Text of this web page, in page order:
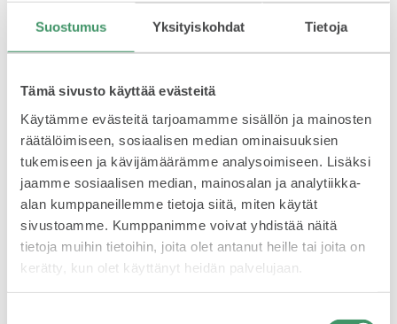
Suostumus Yksityiskohdat Tietoja
Tämä sivusto käyttää evästeitä
Käytämme evästeitä tarjoamamme sisällön ja mainosten
räätälöimiseen, sosiaalisen median ominaisuuksien
tukemiseen ja kävijämäärämme analysoimiseen. Lisäksi
jaamme sosiaalisen median, mainosalan ja analytiikka-
alan kumppaneillemme tietoja siitä, miten käytät
sivustoamme. Kumppanimme voivat yhdistää näitä
tietoja muihin tietoihin, joita olet antanut heille tai joita on
kerätty, kun olet käyttänyt heidän palvelujaan.